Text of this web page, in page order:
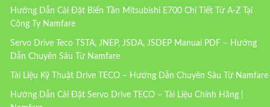
Hướng Dẫn Cài Đặt Biến Tần Mitsubishi E700 Chi Tiết Từ A-Z Tại
Công Ty Namfare
Servo Drive Teco TSTA, JNEP, JSDA, JSDEP Manual PDF – Hướng
Dẫn Chuyên Sâu Từ Namfare
Tài Liệu Kỹ Thuật Drive TECO – Hướng Dẫn Chuyên Sâu Từ Namfare
Hướng Dẫn Cài Đặt Servo Drive TECO – Tài Liệu Chính Hãng |